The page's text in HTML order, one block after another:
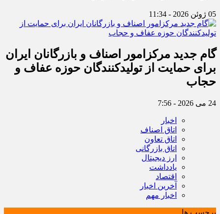
05 ژوئن 2026 - 11:34
گام جدید مرکزامور اصناف و بازرگانان ایران
برای حمایت از تولیدکنندگان حوزه عفاف و
حجاب
24 می 2026 - 7:56
اخبار
اتاق اصناف
اتاق تعاون
اتاق بازرگانی
ارز دیجیتال
یادداشت
اقتصاد
آخرین اخبار
اخبار مهم
برچسب ها